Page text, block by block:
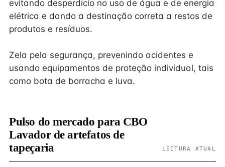
evitando desperdício no uso de água e de energia
elétrica e dando a destinação correta a restos de
produtos e resíduos.
Zela pela segurança, prevenindo acidentes e
usando equipamentos de proteção individual, tais
como bota de borracha e luva.
Pulso do mercado para CBO
Lavador de artefatos de
tapeçaria
LEITURA ATUAL